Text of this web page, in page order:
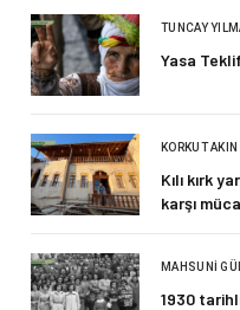
TUNCAY
Yasa
KORKUT AKIN
Kılı kırk
karşı
MAHSUNI GÜL
1930